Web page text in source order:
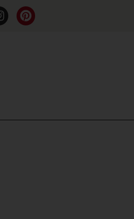
Dialog geschlossen. Seine Funktionalität ist